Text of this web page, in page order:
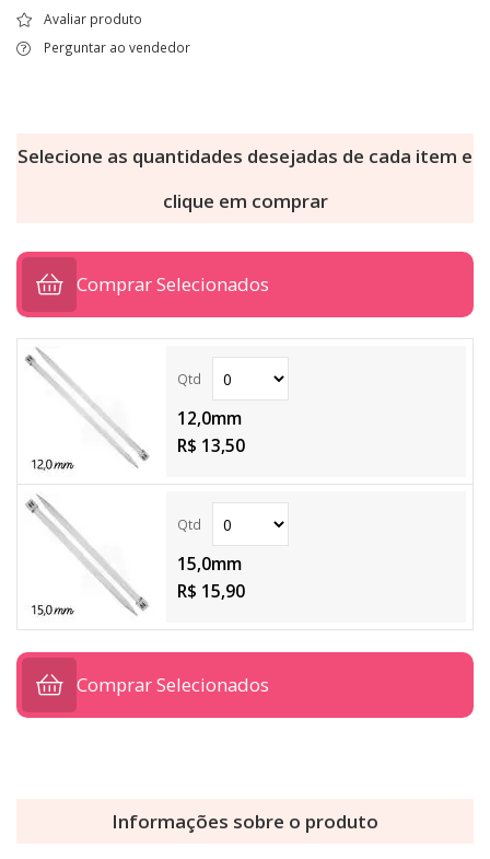
Avaliar produto
Perguntar ao vendedor
Selecione as quantidades desejadas de cada item e
clique em comprar
Comprar Selecionados
12,0mm
R$ 13,50
15,0mm
R$ 15,90
Comprar Selecionados
Informações sobre o produto